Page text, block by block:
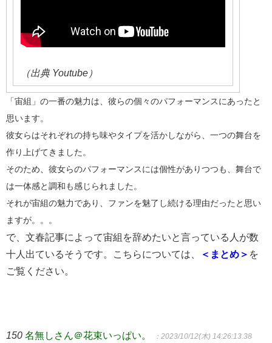
（出典 Youtube）
「宙組」の一番の魅力は、彼らの個々のパフォーマンスにあったと
思います。
彼女らはそれぞれの持ち味やタイプを活かしながら、一つの舞台を
作り上げてきました。
そのため、彼女らのパフォーマンスには個性がありつつも、舞台で
は一体感と調和も感じられました。
それが宙組の魅力であり、ファンを魅了し続ける理由だったと思い
ますが。。。
で、文春記事によって宙組を辞めたいと言っている人が数
十人出ているそうです。こちらについては、
＜まとめ＞ を
ご覧ください。
150 名無しさん＠花束いっぱい。 ：2023/10/12(木) 14:26:13.38